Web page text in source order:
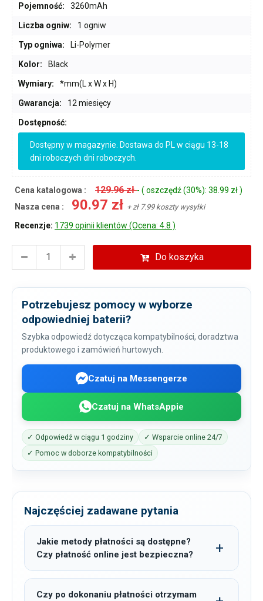
Pojemność: 3260mAh
Liczba ogniw: 1 ogniw
Typ ogniwa: Li-Polymer
Kolor: Black
Wymiary: *mm(L x W x H)
Gwarancja: 12 miesięcy
Dostępność:
Dostępny w magazynie. Dostawa do PL w ciągu 13-18
dni roboczych dni roboczych.
Cena katalogowa : 129.96 zł- ( oszczędź (30%): 38.99 zł )
Nasza cena :
90.97 zł + zł 7.99 koszty wysyłki
Recenzje: 1739 opinii klientów (Ocena: 4.8 )
Do koszyka
Potrzebujesz pomocy w wyborze
odpowiedniej baterii?
Szybka odpowiedź dotycząca kompatybilności, doradztwa
produktowego i zamówień hurtowych.
Czatuj na Messengerze
Czatuj na WhatsAppie
✓ Odpowiedź w ciągu 1 godziny
✓ Wsparcie online 24/7
✓ Pomoc w doborze kompatybilności
Najczęściej zadawane pytania
Jakie metody płatności są dostępne?
Czy płatność online jest bezpieczna?
Czy po dokonaniu płatności otrzymam